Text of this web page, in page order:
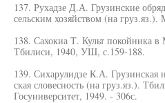
137. Рухадзе Д.А. Грузинские
сельским хозяйством (на
138. Сахокиа Т. Культ покойника
Тбилиси, 1940, УШ, с.159-188.
139. Сихарулидзе К.А. Грузинская
ская словесность (на груз.яз.).
Госуниверситет, 1949. - 306с.